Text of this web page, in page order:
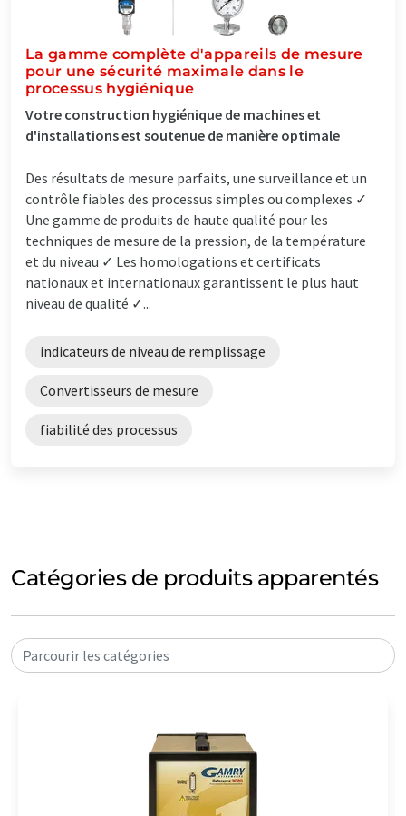
La gamme complète d'appareils de mesure
pour une sécurité maximale dans le
processus hygiénique
Votre construction hygiénique de machines et
d'installations est soutenue de manière optimale
Des résultats de mesure parfaits, une surveillance et un
contrôle fiables des processus simples ou complexes ✓
Une gamme de produits de haute qualité pour les
techniques de mesure de la pression, de la température
et du niveau ✓ Les homologations et certificats
nationaux et internationaux garantissent le plus haut
niveau de qualité ✓...
indicateurs de niveau de remplissage
Convertisseurs de mesure
fiabilité des processus
Catégories de produits apparentés
Parcourir les catégories